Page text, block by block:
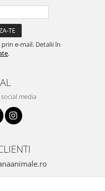
e-mail. Detalii în
.
media